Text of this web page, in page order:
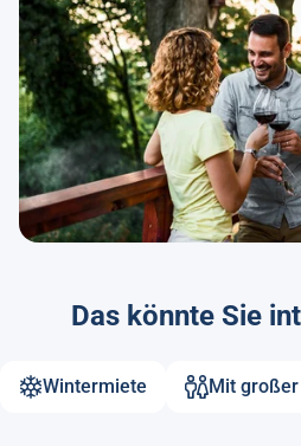
Das könnte Sie
Wintermiete Mit